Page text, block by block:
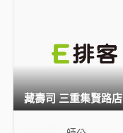
藏壽司 三重集賢路店